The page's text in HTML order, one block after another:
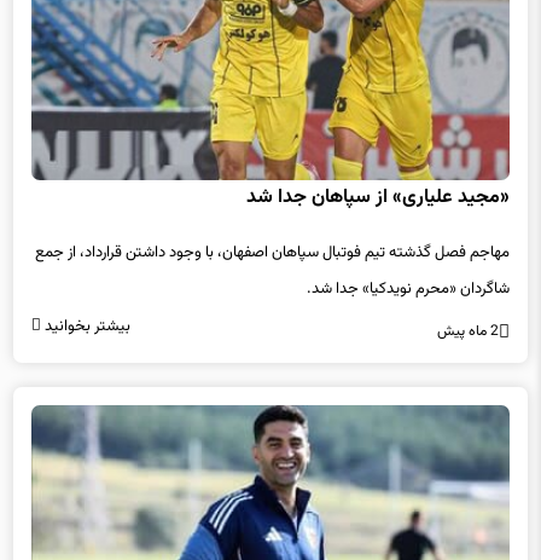
«مجید علیاری» از سپاهان جدا شد
مهاجم فصل گذشته تیم فوتبال سپاهان اصفهان، با وجود داشتن قرارداد، از جمع
شاگردان «محرم نویدکیا» جدا شد.
2 ماه پیش بیشتر بخوانید